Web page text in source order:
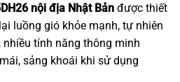
nội địa Nhật Bản được thiết
luồng gió khỏe mạnh, tự nhiên
tính năng thông minh
sảng khoái khi sử dụng